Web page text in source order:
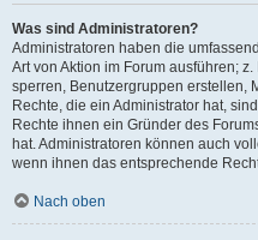
Was sind Administratoren?
Administratoren haben die
Art von Aktion im Forum ausführen;
sperren, Benutzergruppen erstellen,
Rechte, die ein Administrator hat,
Rechte ihnen ein Gründer des
hat. Administratoren können auch
wenn ihnen das entsprechende
Nach oben